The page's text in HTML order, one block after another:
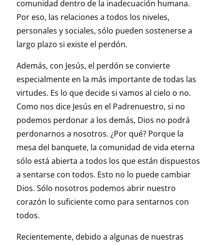
comunidad dentro de la inadecuación humana.
Por eso, las relaciones a todos los niveles,
personales y sociales, sólo pueden sostenerse a
largo plazo si existe el perdón.
Además, con Jesús, el perdón se convierte
especialmente en la más importante de todas las
virtudes. Es lo que decide si vamos al cielo o no.
Como nos dice Jesús en el Padrenuestro, si no
podemos perdonar a los demás, Dios no podrá
perdonarnos a nosotros. ¿Por qué? Porque la
mesa del banquete, la comunidad de vida eterna
sólo está abierta a todos los que están dispuestos
a sentarse con todos. Esto no lo puede cambiar
Dios. Sólo nosotros podemos abrir nuestro
corazón lo suficiente como para sentarnos con
todos.
Recientemente, debido a algunas de nuestras